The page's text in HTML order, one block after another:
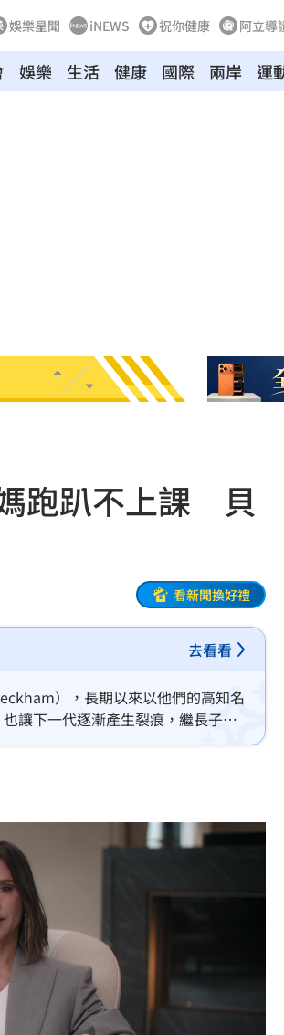
娛樂星聞 iNEWS 祝你健康 阿立導
娛樂 生活 健康 國際 兩岸 運
跑趴不上課 貝
看新聞換好禮
去看看
），長期以來以他們的高知名
讓下一代逐漸產生裂痕，繼長子布
焦點，因為年僅14歲的她頻跑趴、